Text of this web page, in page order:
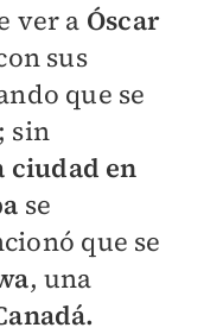
ver a Óscar
sus
que se
sin
ciudad en
se
que se
, una